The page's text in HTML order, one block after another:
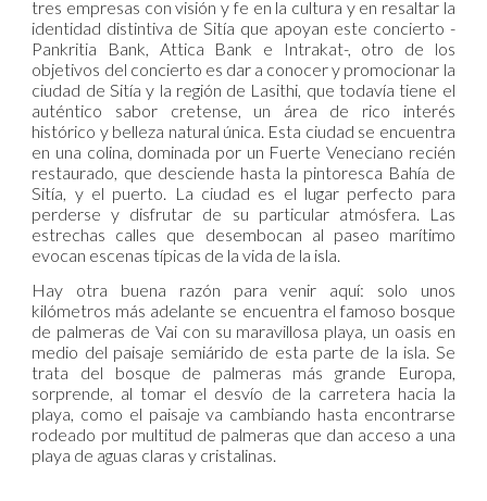
tres empresas con visión y fe en la cultura y en resaltar la
identidad distintiva de Sitía que apoyan este concierto -
Pankritia Bank, Attica Bank e Intrakat-, otro de los
objetivos del concierto es dar a conocer y promocionar la
ciudad de Sitía y la región de Lasithi, que todavía tiene el
auténtico sabor cretense, un área de rico interés
histórico y belleza natural única. Esta ciudad se encuentra
en una colina, dominada por un Fuerte Veneciano recién
restaurado, que desciende hasta la pintoresca Bahía de
Sitía, y el puerto. La ciudad es el lugar perfecto para
perderse y disfrutar de su particular atmósfera. Las
estrechas calles que desembocan al paseo marítimo
evocan escenas típicas de la vida de la isla.
Hay otra buena razón para venir aquí: solo unos
kilómetros más adelante se encuentra el famoso bosque
de palmeras de Vai con su maravillosa playa, un oasis en
medio del paisaje semiárido de esta parte de la isla. Se
trata del bosque de palmeras más grande Europa,
sorprende, al tomar el desvío de la carretera hacia la
playa, como el paisaje va cambiando hasta encontrarse
rodeado por multitud de palmeras que dan acceso a una
playa de aguas claras y cristalinas.